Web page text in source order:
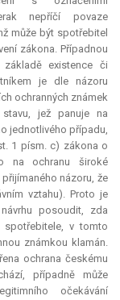
nepříčí povaze
může být spotřebitel
zákona. Případnou
existence či
je dle názoru
ochranných známek
jež panuje na
jednotlivého případu,
1 písm. c) zákona o
na ochranu široké
názoru, že
vztahu). Proto je
posoudit, zda
v tomto
známkou klamán.
ochrana českému
případně může
očekávání